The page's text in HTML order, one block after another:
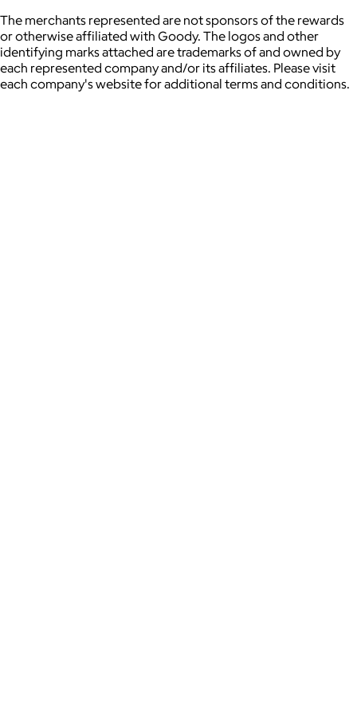
The merchants represented are not sponsors of the rewards
or otherwise affiliated with Goody. The logos and other
identifying marks attached are trademarks of and owned by
each represented company and/or its affiliates. Please visit
each company's website for additional terms and conditions.